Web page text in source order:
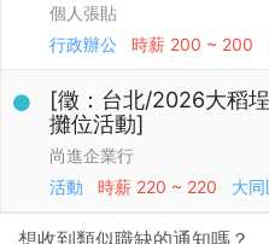
個人張貼
行政辦公
時薪 200 ~ 200
[徵：台北/2026大稻
攤位活動]
尚進企業行
活動
時薪 220 ~ 220 大
想收到類似職缺的通知嗎？